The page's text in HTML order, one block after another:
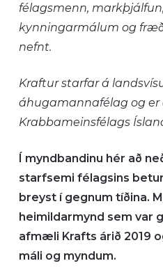
félagsmenn,
kynningarmálum og
nefnt.
Kraftur starfar á
áhugamannafélag og
Krabbameinsfélags
Í myndbandinu hér að
starfsemi félagsins
breyst í gegnum tíðina.
heimildarmynd sem var
afmæli Krafts árið 2019
máli og myndum.